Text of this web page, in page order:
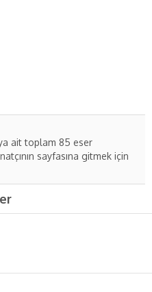
ait toplam 85 eser
sayfasına gitmek için